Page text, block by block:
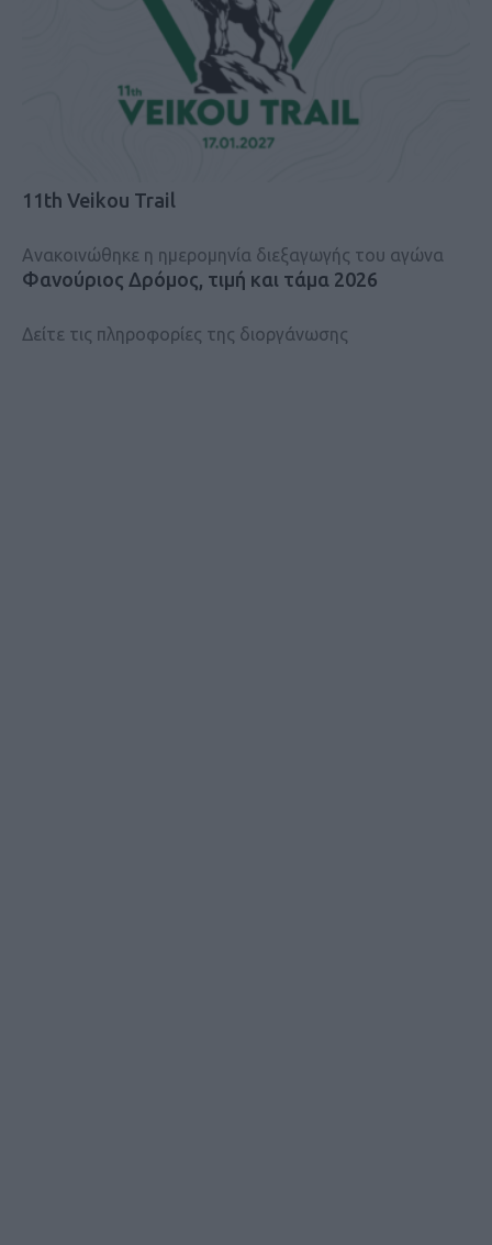
11th Veikou Trail
Ανακοινώθηκε η ημερομηνία διεξαγωγής του αγώνα
Φανούριος Δρόμος, τιμή και τάμα 2026
Δείτε τις πληροφορίες της διοργάνωσης